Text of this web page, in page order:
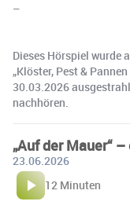
–
Dieses Hörspiel wurde
„Klöster, Pest &
30.03.2026
nachhören.
„Auf der Mauer“
23.06.2026
12 Minuten